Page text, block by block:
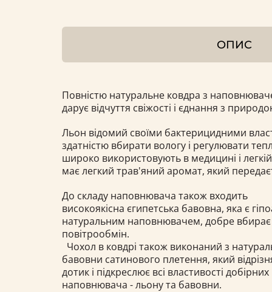
ОПИС
Повністю натуральне ковдра з
дарує відчуття свіжості і єднання з
Льон відомий своїми бактерицидними
здатністю вбирати вологу і регулювати
широко використовують в медицині і
має легкий трав'яний аромат, який
До складу наповнювача також входить
високоякісна єгипетська бавовна, яка є
натуральним наповнювачем, добре вбирає
повітрообмін.
Чохол в ковдрі також виконаний з
бавовни сатинового плетення, який
дотик і підкреслює всі властивості добірних
наповнювача - льону та бавовни.